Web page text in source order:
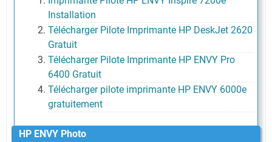
Installation
Télécharger Pilote Imprimante HP DeskJet 2620
Gratuit
Télécharger Pilote Imprimante HP ENVY Pro
6400 Gratuit
Télécharger pilote imprimante HP ENVY 6000e
gratuitement
HP ENVY Photo